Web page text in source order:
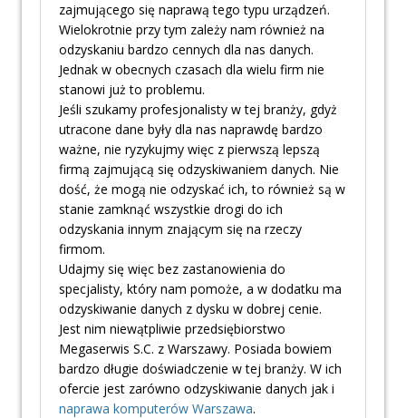
zajmującego się naprawą tego typu urządzeń.
Wielokrotnie przy tym zależy nam również na
odzyskaniu bardzo cennych dla nas danych.
Jednak w obecnych czasach dla wielu firm nie
stanowi już to problemu.
Jeśli szukamy profesjonalisty w tej branży, gdyż
utracone dane były dla nas naprawdę bardzo
ważne, nie ryzykujmy więc z pierwszą lepszą
firmą zajmującą się odzyskiwaniem danych. Nie
dość, że mogą nie odzyskać ich, to również są w
stanie zamknąć wszystkie drogi do ich
odzyskania innym znającym się na rzeczy
firmom.
Udajmy się więc bez zastanowienia do
specjalisty, który nam pomoże, a w dodatku ma
odzyskiwanie danych z dysku w dobrej cenie.
Jest nim niewątpliwie przedsiębiorstwo
Megaserwis S.C. z Warszawy. Posiada bowiem
bardzo długie doświadczenie w tej branży. W ich
ofercie jest zarówno odzyskiwanie danych jak i
naprawa komputerów Warszawa.